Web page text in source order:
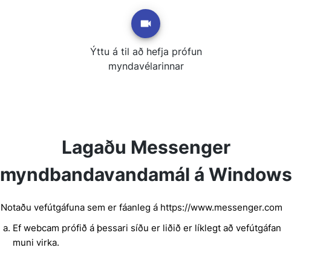
Ýttu á til að hefja prófun
myndavélarinnar
Lagaðu Messenger
myndbandavandamál á Windows
Notaðu vefútgáfuna sem er fáanleg á https://www.messenger.com
Ef webcam prófið á þessari síðu er liðið er líklegt að vefútgáfan
muni virka.